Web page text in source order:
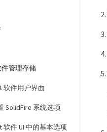
管理存储
软件用户界面
SolidFire 系统选项
软件 UI 中的基本选项